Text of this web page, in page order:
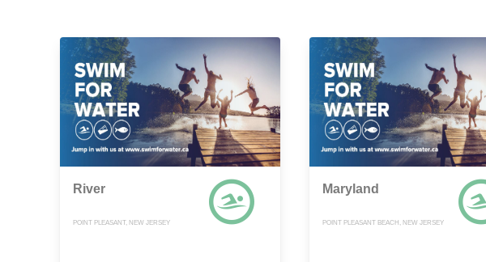
River
POINT PLEASANT, NEW JERSEY
Maryland
POINT PLEASANT BEACH, NEW JERSEY